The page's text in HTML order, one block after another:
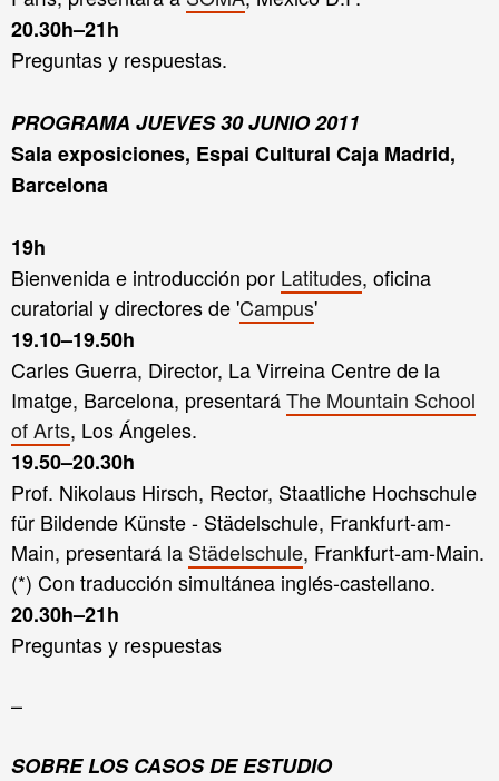
20.30h–21h
Preguntas y respuestas.
PROGRAMA JUEVES 30 JUNIO 2011
Sala exposiciones, Espai Cultural Caja Madrid,
Barcelona
19h
Bienvenida e introducción por Latitudes, oficina
curatorial y directores de'Campus'
19.10–19.50h
Carles Guerra, Director, La Virreina Centre de la
Imatge, Barcelona, presentaráThe Mountain School
of Arts, Los Ángeles.
19.50–20.30h
Prof. Nikolaus Hirsch, Rector, Staatliche Hochschule
für Bildende Künste - Städelschule, Frankfurt-am-
Main, presentará la Städelschule, Frankfurt-am-Main.
(*) Con traducción simultánea inglés-castellano.
20.30h–21h
Preguntas y respuestas
–
SOBRE LOS CASOS DE ESTUDIO